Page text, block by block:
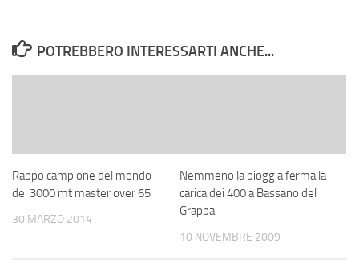
POTREBBERO INTERESSARTI ANCHE...
Rappo campione del mondo
dei 3000 mt master over 65
30 MARZO 2014
Nemmeno la pioggia ferma la
carica dei 400 a Bassano del
Grappa
10 NOVEMBRE 2009